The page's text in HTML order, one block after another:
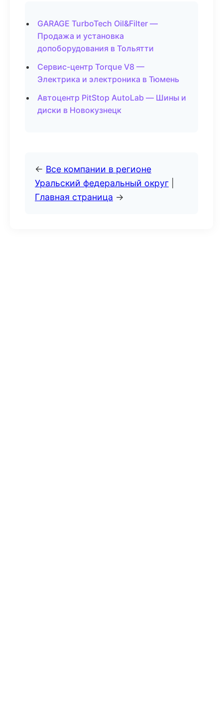
GARAGE TurboTech Oil&Filter —
Продажа и установка
допоборудования в Тольятти
Сервис-центр Torque V8 —
Электрика и электроника в Тюмень
Автоцентр PitStop AutoLab — Шины и
диски в Новокузнецк
← Все компании в регионе
Уральский федеральный округ
Главная страница →